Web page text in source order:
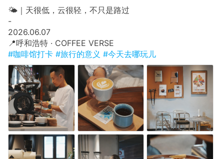
🌤️｜天很低，云很轻，不只是路过
​-
​2026.06.07
​📍呼和浩特 · COFFEE VERSE
#咖啡馆打卡 #旅行的意义 #今天去哪玩儿